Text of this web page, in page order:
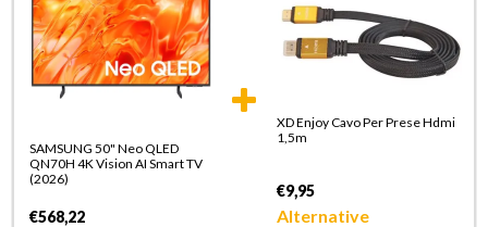
SAMSUNG 50" Neo QLED
QN70H 4K Vision AI Smart TV
(2026)
€568,22
XD Enjoy Cavo Per Prese Hdmi
1,5m
€9,95
Alternative